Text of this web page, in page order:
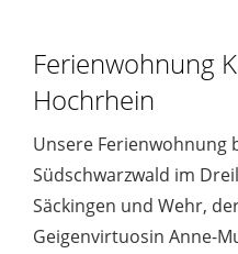
Ferienwohnung
Hochrhein
Unsere Ferienwohnung
Südschwarzwald im
Säckingen und Wehr,
Geigenvirtuosin Anne-